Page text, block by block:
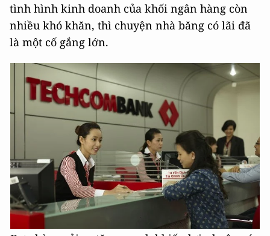
tình hình kinh doanh của khối ngân hàng còn
nhiều khó khăn, thì chuyện nhà băng có lãi đã
là một cố gắng lớn.